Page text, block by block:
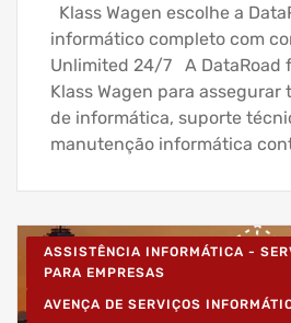
Klass Wagen escolhe a
informático completo com
Unlimited 24/7 A DataRoad
Klass Wagen para assegurar
de informática, suporte
manutenção informática
ASSISTÊNCIA INFORMÁTICA -
PARA EMPRESAS
AVENÇA DE SERVIÇOS